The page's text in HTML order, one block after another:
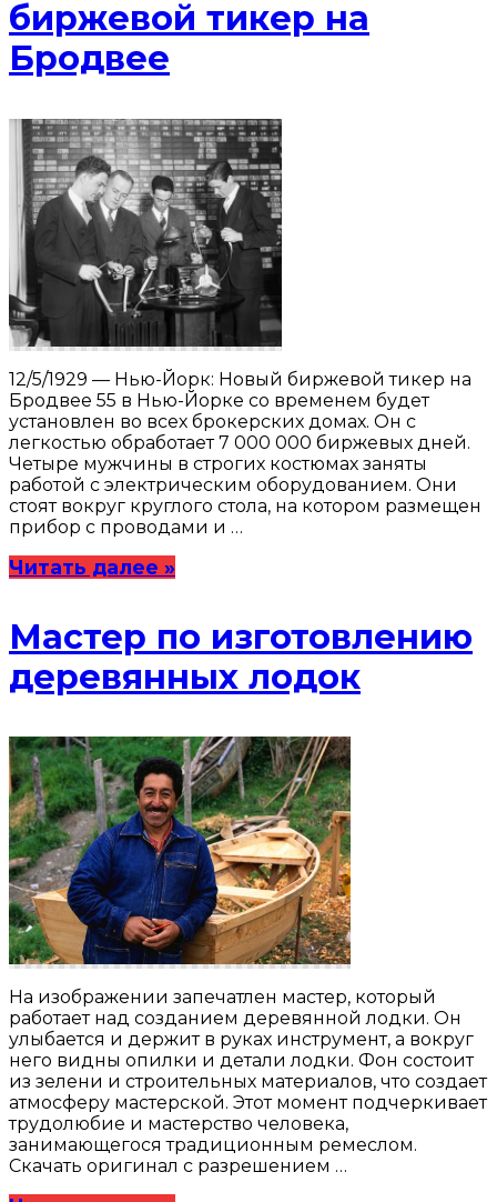
биржевой тикер на
Бродвее
12/5/1929 — Нью-Йорк: Новый биржевой тикер на
Бродвее 55 в Нью-Йорке со временем будет
установлен во всех брокерских домах. Он с
легкостью обработает 7 000 000 биржевых дней.
Четыре мужчины в строгих костюмах заняты
работой с электрическим оборудованием. Они
стоят вокруг круглого стола, на котором размещен
прибор с проводами и …
Читать далее »
Мастер по изготовлению
деревянных лодок
На изображении запечатлен мастер, который
работает над созданием деревянной лодки. Он
улыбается и держит в руках инструмент, а вокруг
него видны опилки и детали лодки. Фон состоит
из зелени и строительных материалов, что создает
атмосферу мастерской. Этот момент подчеркивает
трудолюбие и мастерство человека,
занимающегося традиционным ремеслом.
Скачать оригинал с разрешением …